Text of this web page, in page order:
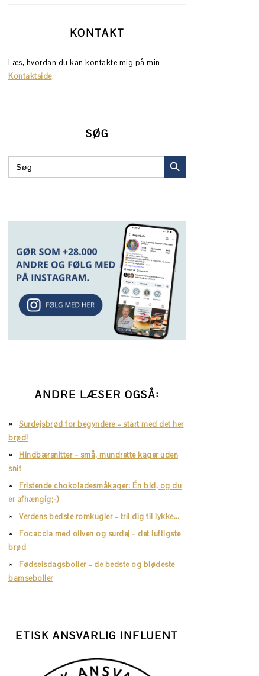
KONTAKT
Læs, hvordan du kan kontakte mig på min
Kontaktside.
SØG
Search
for:
SEARCH BUTTON
ANDRE LÆSER OGSÅ:
Surdejsbrød for begyndere – start med det her
brød!
Hindbærsnitter – små, mundrette kager uden
snit
Fristende chokoladesmåkager: Én bid, og du
er afhængig;-)
Verdens bedste romkugler – tril dig til lykke…
Focaccia med oliven og surdej – det luftigste
brød
Fødselsdagsboller – de bedste og blødeste
bamseboller
ETISK ANSVARLIG INFLUENT